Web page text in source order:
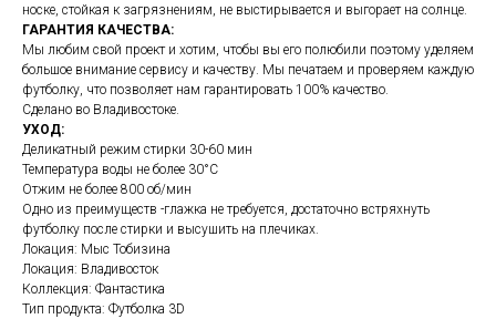
носке, стойкая к загрязнениям, не выстирывается и выгорает на солнце.
ГАРАНТИЯ КАЧЕСТВА:
Мы любим свой проект и хотим, чтобы вы его полюбили поэтому уделяем
большое внимание сервису и качеству. Мы печатаем и проверяем каждую
футболку, что позволяет нам гарантировать 100% качество.
Сделано во Владивостоке.
УХОД:
Деликатный режим стирки 30-60 мин
Температура воды не более 30°C
Отжим не более 800 об/мин
Одно из преимуществ -глажка не требуется, достаточно встряхнуть
футболку после стирки и высушить на плечиках.
Локация: Мыс Тобизина
Локация: Владивосток
Коллекция: Фантастика
Тип продукта: Футболка 3D